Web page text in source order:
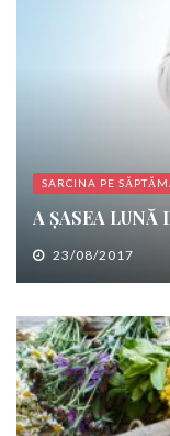
SARCINA PE
A ȘASEA LUNĂ
23/08/2017